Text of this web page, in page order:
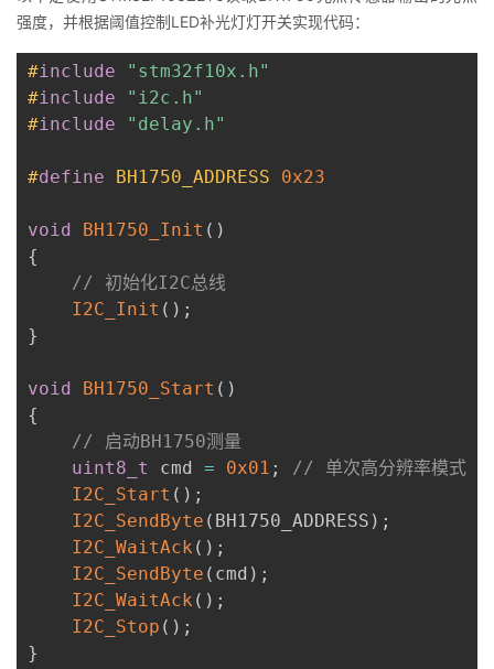
强度，并根据阈值控制LED补光灯灯开关实现代码：
#include
"stm32f10x.h"
#include
"i2c.h"
#include
"delay.h"
#define BH1750_ADDRESS
0x23
void
BH1750_Init ( )
{
// 初始化I2C总线
I2C_Init ( ) ;
}
void
BH1750_Start ( )
{
// 启动BH1750测量
uint8_t
cmd = 0x01 ;
// 单次高分辨率模式
I2C_Start ( ) ;
I2C_SendByte ( BH1750_ADDRESS ) ;
I2C_WaitAck ( ) ;
I2C_SendByte ( cmd ) ;
I2C_WaitAck ( ) ;
I2C_Stop ( ) ;
}